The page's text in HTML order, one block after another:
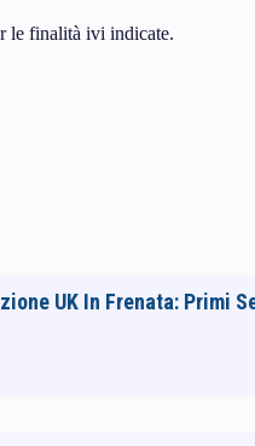
le finalità ivi indicate.
UK In Frenata: Primi